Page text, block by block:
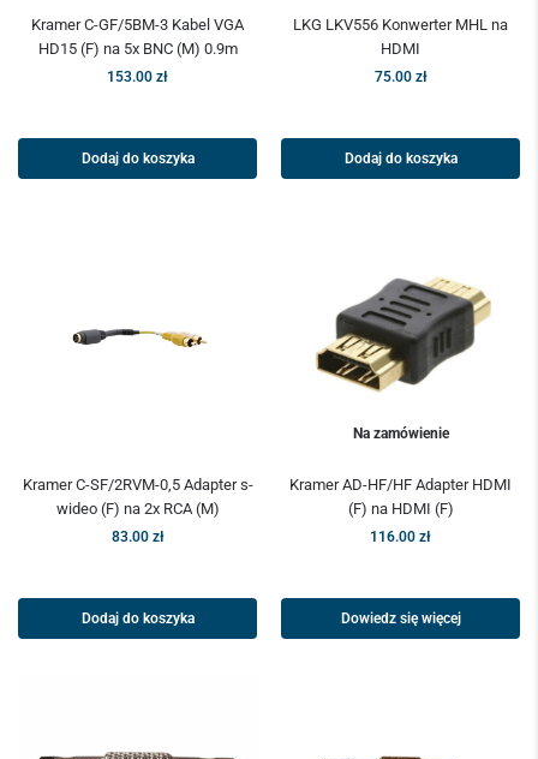
Kramer C-GF/5BM-3 Kabel VGA
HD15 (F) na 5x BNC (M) 0.9m
153.00 zł
Dodaj do koszyka
LKG LKV556 Konwerter MHL na
HDMI
75.00 zł
Dodaj do koszyka
Kramer C-SF/2RVM-0,5 Adapter s-
wideo (F) na 2x RCA (M)
83.00 zł
Dodaj do koszyka
Na zamówienie
Kramer AD-HF/HF Adapter HDMI
(F) na HDMI (F)
116.00 zł
Dowiedz się więcej